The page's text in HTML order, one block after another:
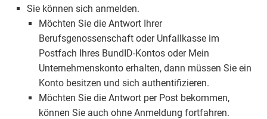
Sie können sich anmelden.
Möchten Sie die Antwort Ihrer
Berufsgenossenschaft oder Unfallkasse im
Postfach Ihres BundID-Kontos oder Mein
Unternehmenskonto erhalten, dann müssen Sie ein
Konto besitzen und sich authentifizieren.
Möchten Sie die Antwort per Post bekommen,
können Sie auch ohne Anmeldung fortfahren.